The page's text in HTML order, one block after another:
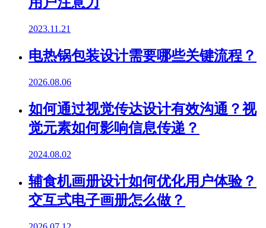
2023.11.21
电热锅包装设计需要哪些关键流程？
2026.08.06
如何通过视觉传达设计有效沟通？视
觉元素如何影响信息传递？
2024.08.02
辅食机画册设计如何优化用户体验？
交互式电子画册怎么做？